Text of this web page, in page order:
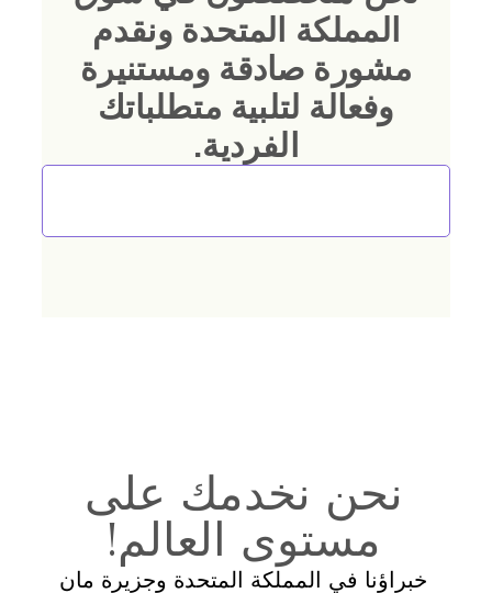
المملكة المتحدة ونقدم
مشورة صادقة ومستنيرة
وفعالة لتلبية متطلباتك
الفردية.
نحن نخدمك على
مستوى العالم!
خبراؤنا في المملكة المتحدة وجزيرة مان